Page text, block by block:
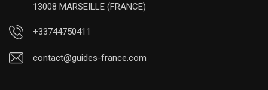
13008 MARSEILLE (FRANCE)
+33744750411
contact@guides-france.com